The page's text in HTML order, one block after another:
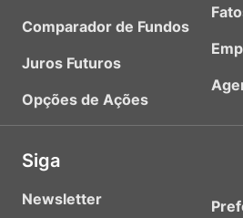
Comparador de Fundos
Juros Futuros
Opções de Ações
Siga
Newsletter